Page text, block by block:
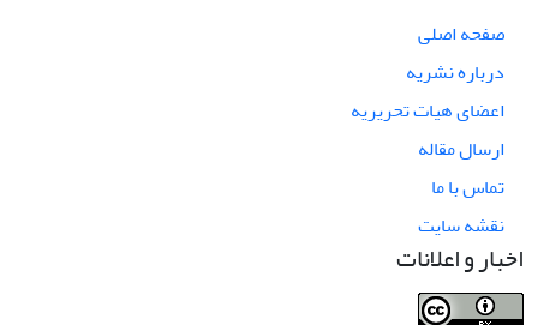
صفحه اصلی
درباره نشریه
اعضای هیات تحریریه
ارسال مقاله
تماس با ما
نقشه سایت
اخبار و اعلانات